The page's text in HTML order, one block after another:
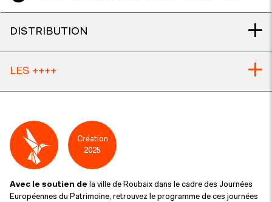
DISTRIBUTION
LES ++++
Création
2025
Avec le soutien de la ville de Roubaix dans le cadre des Journées
Européennes du Patrimoine, retrouvez le programme de ces journées